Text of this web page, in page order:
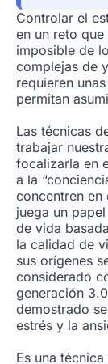
Controlar el
en un reto
imposible de
complejas de
requieren
permitan
Las técnicas
trabajar
focalizarla en
a la
concentren
juega un
de vida
la calidad de
sus orígenes
considerado
generación
demostrado
estrés y la
Es una